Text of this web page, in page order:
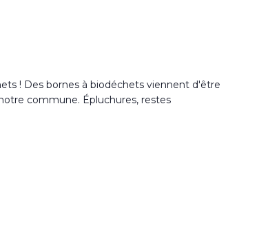
! Des bornes à biodéchets viennent d'être
commune. Épluchures, restes